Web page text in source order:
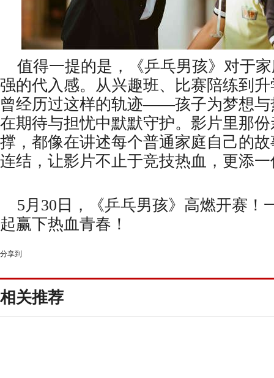
值得一提的是 ，
《乒乓男孩》对于
强的代入感。从兴趣班、比赛陪练到
曾经历过这样的轨迹——孩子为梦想与
在期待与担忧中默默守护。影片里那
撑，都像在讲述每个普通家庭自己的
连结 ，让影片不止于竞技热血，更添
5月30日，《乒乓男孩》高燃开赛！
起赢下热血青春！
分享到
相关推荐